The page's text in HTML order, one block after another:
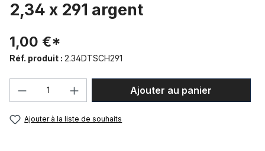
2,34 x 291 argent
1,00 €*
Réf. produit : 2.34DTSCH291
Quantité de produit : Entrez la
Ajouter au panier
Ajouter à la liste de souhaits